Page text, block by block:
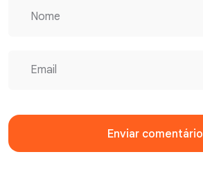
Enviar comentário